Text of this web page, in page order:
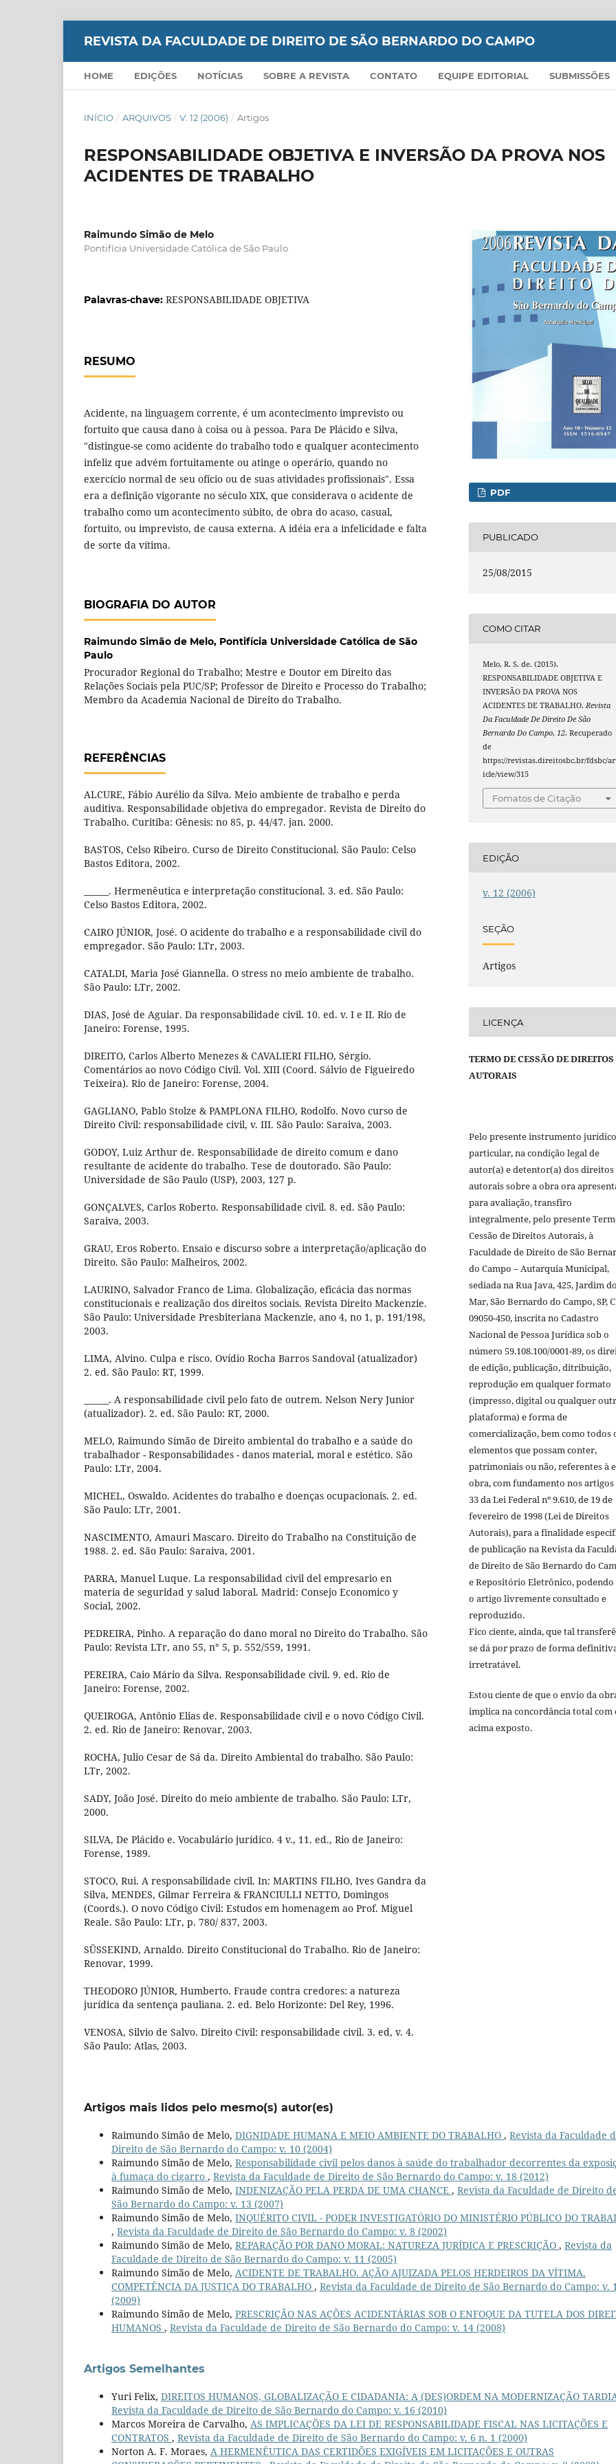
REVISTA DA FACULDADE DE DIREITO DE SÃO BERNARDO DO CAMPO
HOME EDIÇÕES NOTÍCIAS SOBRE A REVISTA CONTATO EQUIPE EDITORIAL SUBMISSÕES
INÍCIO / ARQUIVOS / V. 12 (2006) / Artigos
RESPONSABILIDADE OBJETIVA E INVERSÃO DA PROVA NOS
ACIDENTES DE TRABALHO
Raimundo Simão de Melo
Pontifícia Universidade Católica de São Paulo
Palavras-chave: RESPONSABILIDADE OBJETIVA
RESUMO
Acidente, na linguagem corrente, é um acontecimento imprevisto ou
fortuito que causa dano à coisa ou à pessoa. Para De Plácido e Silva,
"distingue-se como acidente do trabalho todo e qualquer acontecimento
infeliz que advém fortuitamente ou atinge o operário, quando no
exercício normal de seu ofício ou de suas atividades profissionais". Essa
era a definição vigorante no século XIX, que considerava o acidente de
trabalho como um acontecimento súbito, de obra do acaso, casual,
fortuito, ou imprevisto, de causa externa. A idéia era a infelicidade e falta
de sorte da vítima.
BIOGRAFIA DO AUTOR
Raimundo Simão de Melo, Pontifícia Universidade Católica de São
Paulo
Procurador Regional do Trabalho; Mestre e Doutor em Direito das
Relações Sociais pela PUC/SP; Professor de Direito e Processo do Trabalho;
Membro da Academia Nacional de Direito do Trabalho.
REFERÊNCIAS
ALCURE, Fábio Aurélio da Silva. Meio ambiente de trabalho e perda
auditiva. Responsabilidade objetiva do empregador. Revista de Direito do
Trabalho. Curitiba: Gênesis: no 85, p. 44/47. jan. 2000.
BASTOS, Celso Ribeiro. Curso de Direito Constitucional. São Paulo: Celso
Bastos Editora, 2002.
______. Hermenêutica e interpretação constitucional. 3. ed. São Paulo:
Celso Bastos Editora, 2002.
CAIRO JÚNIOR, José. O acidente do trabalho e a responsabilidade civil do
empregador. São Paulo: LTr, 2003.
CATALDI, Maria José Giannella. O stress no meio ambiente de trabalho.
São Paulo: LTr, 2002.
DIAS, José de Aguiar. Da responsabilidade civil. 10. ed. v. I e II. Rio de
Janeiro: Forense, 1995.
DIREITO, Carlos Alberto Menezes & CAVALIERI FILHO, Sérgio.
Comentários ao novo Código Civil. Vol. XIII (Coord. Sálvio de Figueiredo
Teixeira). Rio de Janeiro: Forense, 2004.
GAGLIANO, Pablo Stolze & PAMPLONA FILHO, Rodolfo. Novo curso de
Direito Civil: responsabilidade civil, v. III. São Paulo: Saraiva, 2003.
GODOY, Luiz Arthur de. Responsabilidade de direito comum e dano
resultante de acidente do trabalho. Tese de doutorado. São Paulo:
Universidade de São Paulo (USP), 2003, 127 p.
GONÇALVES, Carlos Roberto. Responsabilidade civil. 8. ed. São Paulo:
Saraiva, 2003.
GRAU, Eros Roberto. Ensaio e discurso sobre a interpretação/aplicação do
Direito. São Paulo: Malheiros, 2002.
LAURINO, Salvador Franco de Lima. Globalização, eficácia das normas
constitucionais e realização dos direitos sociais. Revista Direito Mackenzie.
São Paulo: Universidade Presbiteriana Mackenzie, ano 4, no 1, p. 191/198,
2003.
LIMA, Alvino. Culpa e risco. Ovídio Rocha Barros Sandoval (atualizador)
2. ed. São Paulo: RT, 1999.
______. A responsabilidade civil pelo fato de outrem. Nelson Nery Junior
(atualizador). 2. ed. São Paulo: RT, 2000.
MELO, Raimundo Simão de Direito ambiental do trabalho e a saúde do
trabalhador - Responsabilidades - danos material, moral e estético. São
Paulo: LTr, 2004.
MICHEL, Oswaldo. Acidentes do trabalho e doenças ocupacionais. 2. ed.
São Paulo: LTr, 2001.
NASCIMENTO, Amauri Mascaro. Direito do Trabalho na Constituição de
1988. 2. ed. São Paulo: Saraiva, 2001.
PARRA, Manuel Luque. La responsabilidad civil del empresario en
materia de seguridad y salud laboral. Madrid: Consejo Economico y
Social, 2002.
PEDREIRA, Pinho. A reparação do dano moral no Direito do Trabalho. São
Paulo: Revista LTr, ano 55, n° 5, p. 552/559, 1991.
PEREIRA, Caio Mário da Silva. Responsabilidade civil. 9. ed. Rio de
Janeiro: Forense, 2002.
QUEIROGA, Antônio Elias de. Responsabilidade civil e o novo Código Civil.
2. ed. Rio de Janeiro: Renovar, 2003.
ROCHA, Julio Cesar de Sá da. Direito Ambiental do trabalho. São Paulo:
LTr, 2002.
SADY, João José. Direito do meio ambiente de trabalho. São Paulo: LTr,
2000.
SILVA, De Plácido e. Vocabulário jurídico. 4 v., 11. ed., Rio de Janeiro:
Forense, 1989.
STOCO, Rui. A responsabilidade civil. In: MARTINS FILHO, Ives Gandra da
Silva, MENDES, Gilmar Ferreira & FRANCIULLI NETTO, Domingos
(Coords.). O novo Código Civil: Estudos em homenagem ao Prof. Miguel
Reale. São Paulo: LTr, p. 780/ 837, 2003.
SÜSSEKIND, Arnaldo. Direito Constitucional do Trabalho. Rio de Janeiro:
Renovar, 1999.
THEODORO JÚNIOR, Humberto. Fraude contra credores: a natureza
jurídica da sentença pauliana. 2. ed. Belo Horizonte: Del Rey, 1996.
VENOSA, Silvio de Salvo. Direito Civil: responsabilidade civil. 3. ed, v. 4.
São Paulo: Atlas, 2003.
PDF
PUBLICADO
25/08/2015
COMO CITAR
Melo, R. S. de. (2015).
RESPONSABILIDADE OBJETIVA E
INVERSÃO DA PROVA NOS
ACIDENTES DE TRABALHO.Revista
Da Faculdade De Direito De São
Bernardo Do Campo,12. Recuperado
de
https://revistas.direitosbc.br/fdsbc/
icle/view/315
Fomatos de Citação
EDIÇÃO
v. 12 (2006)
SEÇÃO
Artigos
LICENÇA
TERMO DE CESSÃO DE DIREITOS
AUTORAIS
Pelo presente instrumento jurídico
particular, na condição legal de
autor(a) e detentor(a) dos direitos
autorais sobre a obra ora
para avaliação, transfiro
integralmente, pelo presente
Cessão de Direitos Autorais, à
Faculdade de Direito de São
do Campo – Autarquia Municipal,
sediada na Rua Java, 425, Jardim
Mar, São Bernardo do Campo, SP,
09050-450, inscrita no Cadastro
Nacional de Pessoa Jurídica sob o
número 59.108.100/0001-89, os
de edição, publicação, ditribuição,
reprodução em qualquer formato
(impresso, digital ou qualquer
plataforma) e forma de
comercialização, bem como todos
elementos que possam conter,
patrimoniais ou não, referentes à
obra, com fundamento nos artigos
33 da Lei Federal nº 9.610, de 19 de
fevereiro de 1998 (Lei de Direitos
Autorais), para a finalidade
de publicação na Revista da
de Direito de São Bernardo do
e Repositório Eletrônico, podendo
o artigo livremente consultado e
reproduzido.
Fico ciente, ainda, que tal
se dá por prazo de forma
irretratável.
Estou ciente de que o envio da
implica na concordância total com
acima exposto.
Artigos mais lidos pelo mesmo(s) autor(es)
Raimundo Simão de Melo, DIGNIDADE HUMANA E MEIO AMBIENTE DO TRABALHO , Revista da Faculdade
Direito de São Bernardo do Campo: v. 10 (2004)
Raimundo Simão de Melo, Responsabilidade civil pelos danos à saúde do trabalhador decorrentes da
à fumaça do cigarro , Revista da Faculdade de Direito de São Bernardo do Campo: v. 18 (2012)
Raimundo Simão de Melo, INDENIZAÇÃO PELA PERDA DE UMA CHANCE , Revista da Faculdade de Direito
São Bernardo do Campo: v. 13 (2007)
Raimundo Simão de Melo, INQUÉRITO CIVIL - PODER INVESTIGATÓRIO DO MINISTÉRIO PÚBLICO DO
, Revista da Faculdade de Direito de São Bernardo do Campo: v. 8 (2002)
Raimundo Simão de Melo, REPARAÇÃO POR DANO MORAL: NATUREZA JURÍDICA E PRESCRIÇÃO , Revista da
Faculdade de Direito de São Bernardo do Campo: v. 11 (2005)
Raimundo Simão de Melo, ACIDENTE DE TRABALHO. AÇÃO AJUIZADA PELOS HERDEIROS DA VÍTIMA.
COMPETÊNCIA DA JUSTIÇA DO TRABALHO , Revista da Faculdade de Direito de São Bernardo do Campo: v.
(2009)
Raimundo Simão de Melo, PRESCRIÇÃO NAS AÇÕES ACIDENTÁRIAS SOB O ENFOQUE DA TUTELA DOS
HUMANOS , Revista da Faculdade de Direito de São Bernardo do Campo: v. 14 (2008)
Artigos Semelhantes
Yuri Felix, DIREITOS HUMANOS, GLOBALIZAÇÃO E CIDADANIA: A (DES)ORDEM NA MODERNIZAÇÃO
Revista da Faculdade de Direito de São Bernardo do Campo: v. 16 (2010)
Marcos Moreira de Carvalho, AS IMPLICAÇÕES DA LEI DE RESPONSABILIDADE FISCAL NAS LICITAÇÕES E
CONTRATOS , Revista da Faculdade de Direito de São Bernardo do Campo: v. 6 n. 1 (2000)
Norton A. F. Moraes, A HERMENÊUTICA DAS CERTIDÕES EXIGÍVEIS EM LICITAÇÕES E OUTRAS